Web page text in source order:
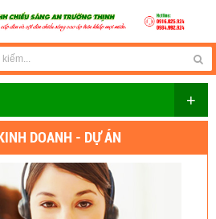
+
DOANH - DỰ ÁN